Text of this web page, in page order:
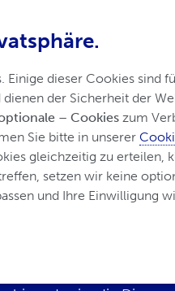
Behandlung der
dieser Cookies sind
der Sicherheit der
– Cookies zum
Sie bitte in unserer
gleichzeitig zu erteilen,
setzen wir keine
und Ihre Einwilligung